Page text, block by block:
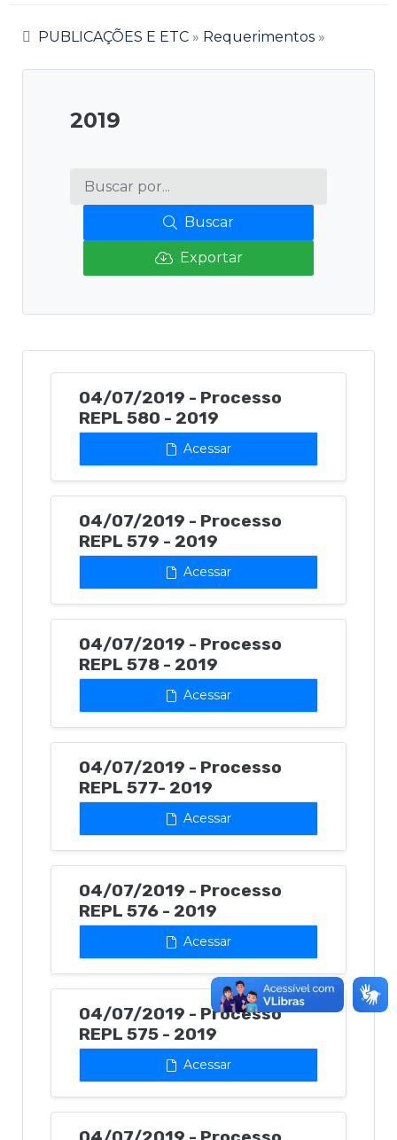
PUBLICAÇÕES E ETC » Requerimentos »
2019
Buscar
Exportar
04/07/2019 - Processo
REPL 580 - 2019
Acessar
04/07/2019 - Processo
REPL 579 - 2019
Acessar
04/07/2019 - Processo
REPL 578 - 2019
Acessar
04/07/2019 - Processo
REPL 577- 2019
Acessar
04/07/2019 - Processo
REPL 576 - 2019
Acessar
04/07/2019 - Processo
REPL 575 - 2019
Acessar